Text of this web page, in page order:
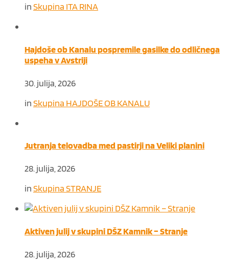
inSkupina ITA RINA
Hajdoše ob Kanalu pospremile gasilke do odličnega
uspeha v Avstriji
30. julija, 2026
inSkupina HAJDOŠE OB KANALU
Jutranja telovadba med pastirji na Veliki planini
28. julija, 2026
inSkupina STRANJE
Aktiven julij v skupini DŠZ Kamnik – Stranje
28. julija, 2026